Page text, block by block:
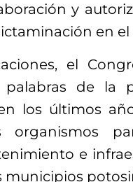
y
en el
el
palabras de la
los últimos
e
municipios